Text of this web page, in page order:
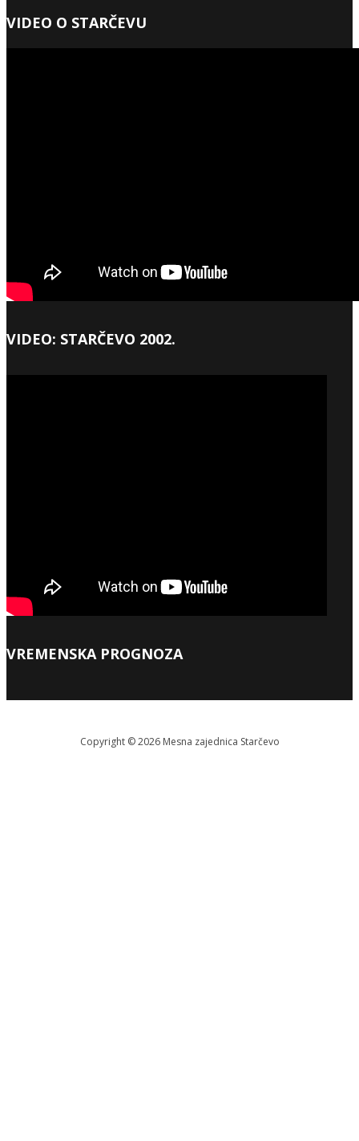
VIDEO O STARČEVU
VIDEO: STARČEVO 2002.
VREMENSKA PROGNOZA
Copyright © 2026 Меsna zajednica Starčevo